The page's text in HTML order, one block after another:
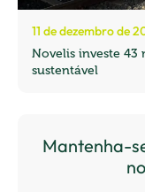
11 de dezembro de
Novelis investe 43
sustentável
Mantenha-